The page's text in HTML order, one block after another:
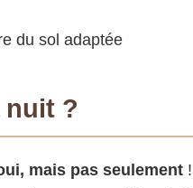
du sol adaptée
nuit ?
mais pas seulement !